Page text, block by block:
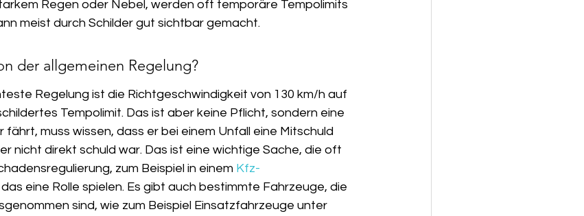
Regen oder Nebel, werden oft temporäre Tempolimits
meist durch Schilder gut sichtbar gemacht.
der allgemeinen Regelung?
Regelung ist die Richtgeschwindigkeit von 130 km/h auf
Tempolimit. Das ist aber keine Pflicht, sondern eine
fährt, muss wissen, dass er bei einem Unfall eine Mitschuld
nicht direkt schuld war. Das ist eine wichtige Sache, die oft
zum Beispiel in einem Kfz-
das eine Rolle spielen. Es gibt auch bestimmte Fahrzeuge, die
sind, wie zum Beispiel Einsatzfahrzeuge unter